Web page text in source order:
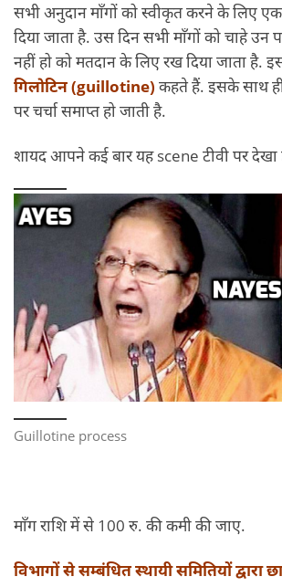
सभी अनुदान माँगों को स्वीकृत करने के लिए एक
दिया जाता है. उस दिन सभी माँगों को चाहे उन
नहीं हो को मतदान के लिए रख दिया जाता है. इस
गिलोटिन (guillotine) कहते हैं. इसके साथ
पर चर्चा समाप्त हो जाती है.
शायद आपने कई बार यह scene टीवी पर
Guillotine process
माँग राशि में से 100 रु. की कमी की जाए.
विभागों से सम्बंधित स्थायी समितियों द्वारा